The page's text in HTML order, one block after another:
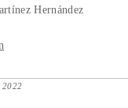
Hernández
2022